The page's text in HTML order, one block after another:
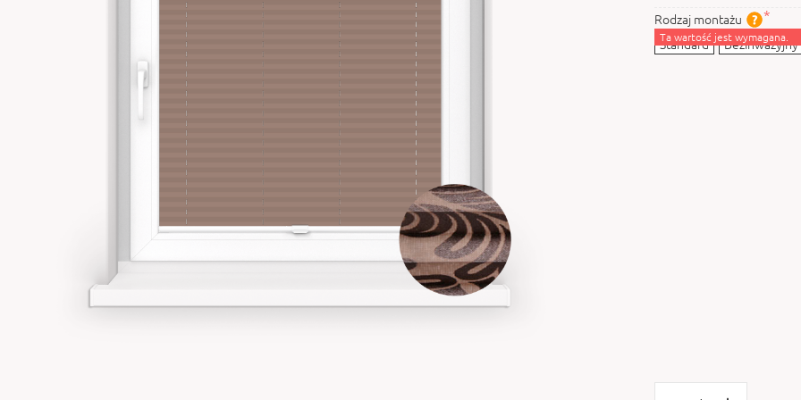
Rodzaj montażu
Standard
Bezinwazyjny
Ta wartość jest wymagana.